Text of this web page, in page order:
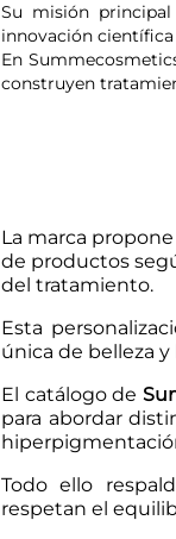
Su misión
innovación
En
construyen
La marca
de productos
del tratamiento.
Esta
única de belleza
El catálogo de
para abordar
Todo ello
respetan el